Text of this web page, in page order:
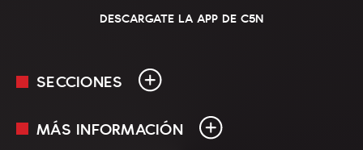
DESCARGATE LA APP DE C5N
SECCIONES
En Vivo
MÁS INFORMACIÓN